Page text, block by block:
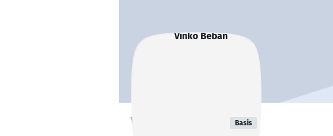
Vinko Beban Basis